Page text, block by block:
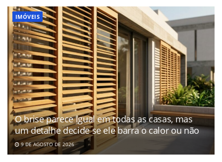
IMÓVEIS
O brise parece igual em todas as casas, mas
um detalhe decide se ele barra o calor ou não
9 DE AGOSTO DE 2026